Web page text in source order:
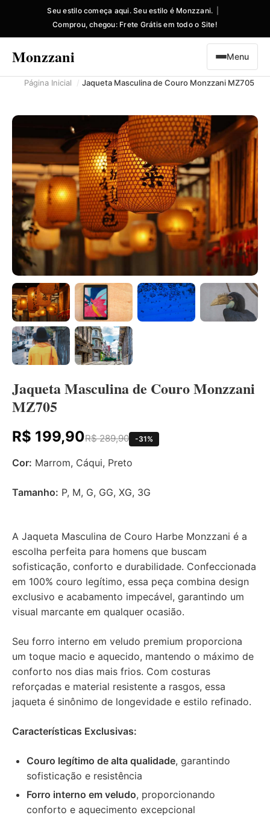
Seu estilo começa aqui. Seu estilo é Monzzani.
Comprou, chegou: Frete Grátis em todo o Site!
Monzzani Menu
Página Inicial Jaqueta Masculina de Couro Monzzani MZ705
Jaqueta Masculina de Couro Monzzani
MZ705
R$ 199,90R$ 289,90 -31%
Cor: Marrom, Cáqui, Preto
Tamanho: P, M, G, GG, XG, 3G
A Jaqueta Masculina de Couro Harbe Monzzani é a
escolha perfeita para homens que buscam
sofisticação, conforto e durabilidade. Confeccionada
em 100% couro legítimo, essa peça combina design
exclusivo e acabamento impecável, garantindo um
visual marcante em qualquer ocasião.
Seu forro interno em veludo premium proporciona
um toque macio e aquecido, mantendo o máximo de
conforto nos dias mais frios. Com costuras
reforçadas e material resistente a rasgos, essa
jaqueta é sinônimo de longevidade e estilo refinado.
Características Exclusivas:
Couro legítimo de alta qualidade, garantindo
sofisticação e resistência
Forro interno em veludo, proporcionando
conforto e aquecimento excepcional